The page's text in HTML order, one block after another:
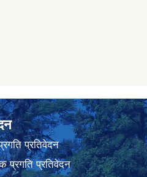
प्रतिवेदन
प्रगति प्रतिवेदन